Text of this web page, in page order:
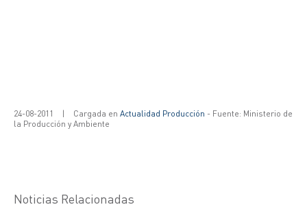
24-08-2011 | Cargada en Actualidad Producción - Fuente: Ministerio de
la Producción y Ambiente
Noticias Relacionadas